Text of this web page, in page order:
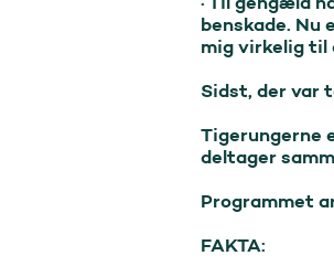
benskade.
mig virkelig til
Sidst, der var
Tigerungerne
deltager
Programmet
FAKTA: